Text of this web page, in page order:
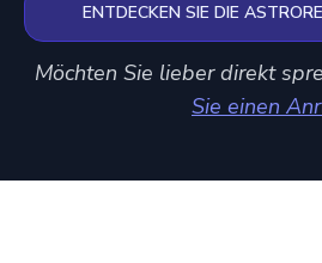
ENTDECKEN SIE DIE
Möchten Sie lieber direkt
Sie einen